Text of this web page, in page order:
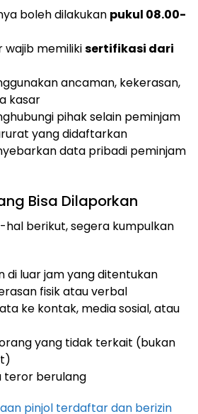
boleh dilakukan pukul 08.00-
memilikisertifikasi dari
ancaman, kekerasan,
kasar
pihak selain peminjam
yang didaftarkan
data pribadi peminjam
Bisa Dilaporkan
berikut, segera kumpulkan
di luar jam yang ditentukan
fisik atau verbal
ke kontak, media sosial, atau
yang tidak terkait (bukan
teror berulang
pinjol terdaftar dan berizin